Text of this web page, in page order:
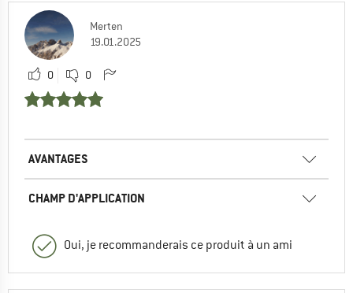
Merten
19.01.2025
0 0
AVANTAGES
CHAMP D'APPLICATION
Oui, je recommanderais ce produit à un ami